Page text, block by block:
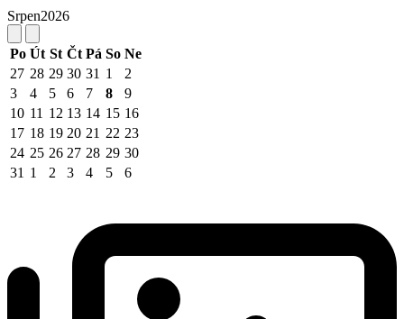
Srpen2026
Po Út St Čt Pá So Ne
27 28 29 30 31 1
2
3
4 5 6 7 8
9
10 11 12 13 14 15 16
17 18 19 20 21 22 23
24 25 26 27 28 29 30
31 1 2 3 4 5 6